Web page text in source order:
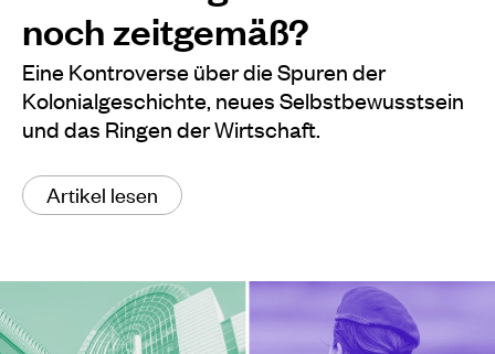
noch zeitgemäß?
Eine Kontroverse über die Spuren der
Kolonialgeschichte, neues Selbstbewusstsein
und das Ringen der Wirtschaft.
Artikel lesen